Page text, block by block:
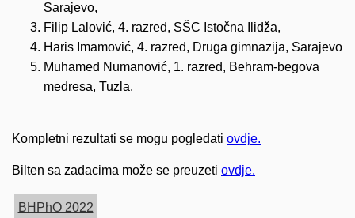
Sarajevo,
Filip Lalović, 4. razred, SŠC Istočna Ilidža,
Haris Imamović, 4. razred, Druga gimnazija, Sarajevo
Muhamed Numanović, 1. razred, Behram-begova
medresa, Tuzla.
Kompletni rezultati se mogu pogledati ovdje.
Bilten sa zadacima može se preuzeti ovdje.
BHPhO 2022